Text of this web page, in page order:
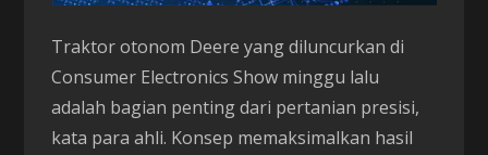
Traktor otonom Deere yang diluncurkan di
Consumer Electronics Show minggu lalu
adalah bagian penting dari pertanian presisi,
kata para ahli. Konsep memaksimalkan hasil